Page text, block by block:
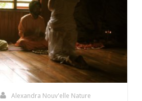
Alexandra Nouv'elle Nature